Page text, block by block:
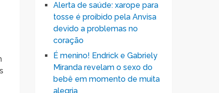
Alerta de saúde: xarope para
tosse é proibido pela Anvisa
devido a problemas no
coração
É menino! Endrick e Gabriely
Miranda revelam o sexo do
bebê em momento de muita
alegria